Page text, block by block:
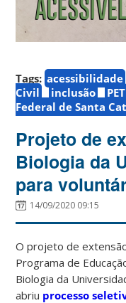
Tags: acessibilidade
Civil
inclusão PET
Federal de Santa
Projeto de
Biologia da
para
14/09/2020 09:15
O projeto de
Programa de
Biologia da
abriu processo